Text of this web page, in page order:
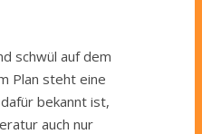
schwül auf dem
Plan steht eine
bekannt ist,
auch nur